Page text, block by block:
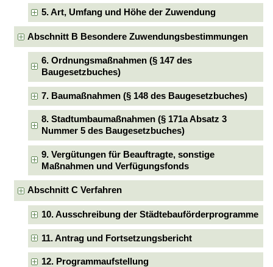
5. Art, Umfang und Höhe der Zuwendung
Abschnitt B Besondere Zuwendungsbestimmungen
6. Ordnungsmaßnahmen (§ 147 des
Baugesetzbuches)
7. Baumaßnahmen (§ 148 des Baugesetzbuches)
8. Stadtumbaumaßnahmen (§ 171a Absatz 3
Nummer 5 des Baugesetzbuches)
9. Vergütungen für Beauftragte, sonstige
Maßnahmen und Verfügungsfonds
Abschnitt C Verfahren
10. Ausschreibung der Städtebauförderprogramme
11. Antrag und Fortsetzungsbericht
12. Programmaufstellung